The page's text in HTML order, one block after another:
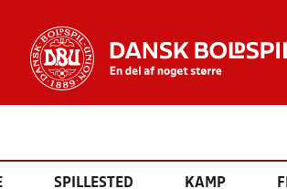
SPILLESTED KAMP